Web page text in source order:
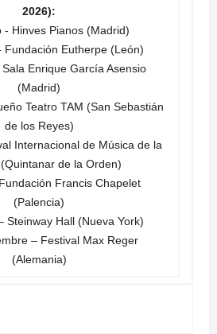
2026):
- Hinves Pianos (Madrid)
Fundación Eutherpe (León)
Enrique García Asensio
(Madrid)
Teatro TAM (San Sebastián
de los Reyes)
Internacional de Música de la
de la Orden)
Francis Chapelet
(Palencia)
Steinway Hall (Nueva York)
– Festival Max Reger
(Alemania)